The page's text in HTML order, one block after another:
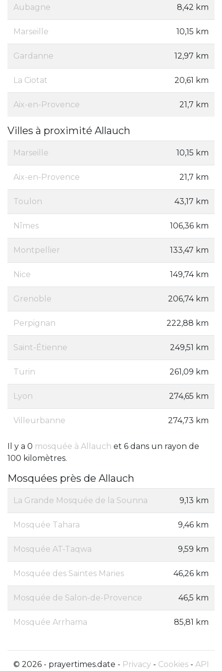
Aubagne 8,42 km
Marseille 10,15 km
Gardanne 12,97 km
La Ciotat 20,61 km
Aix-en-Provence 21,7 km
Villes à proximité Allauch
Marseille 10,15 km
Aix-en-Provence 21,7 km
Toulon 43,17 km
Nîmes 106,36 km
Montpellier 133,47 km
Nice 149,74 km
Grenoble 206,74 km
Perpignan 222,88 km
Saint-Étienne 249,51 km
Turin 261,09 km
Lyon 274,65 km
Villeurbanne 274,73 km
Il y a 0 mosquée à Allauch et 6 dans un rayon de
100 kilomètres.
Mosquées près de Allauch
La Grande Mosquée de la Sounna 9,13 km
Mosquée Tahara 9,46 km
Mosquée AT-Taqwa 9,59 km
Mosquée des Saintes Maries 46,26 km
Mosquée de Salon-de-Provence 46,5 km
Mosquée Arrhama 85,81 km
© 2026 - prayertimes.date - Privacy- Cookies- API